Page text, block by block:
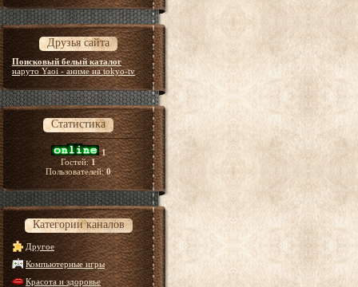
Друзья сайта
Поисковый белый каталог
наруто Yaoi - аниме на tokyo-tv
Статистика
1
Гостей:1
Пользователей:0
Категории каналов
Другое
Компьютерные игры
Красота и здоровье